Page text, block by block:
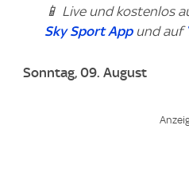
📱 Live und kostenlos
Sky Sport Appund auf
Sonntag, 09. August